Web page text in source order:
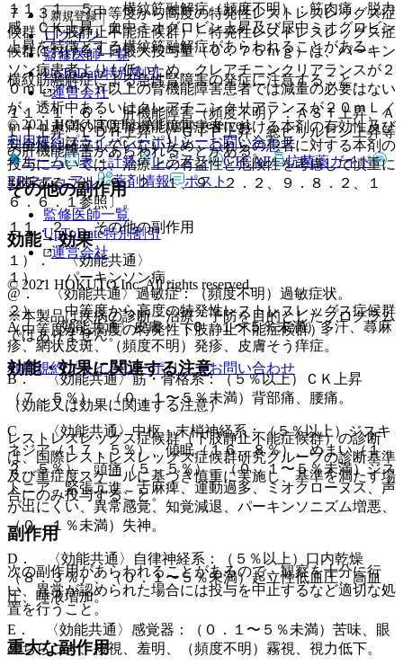
１１．１．５． 横紋筋融解症（頻度不明）：筋肉痛、脱力
感、ＣＫ上昇、血中ミオグロビン上昇及び尿中ミオグロビン
上昇を特徴とする横紋筋融解症があらわれることがある。
横紋筋融解症による急性腎障害の発症に注意すること。
１１．１．６． 肝機能障害（頻度不明）：ＡＳＴ上昇、Ａ
ＬＴ上昇、ＬＤＨ上昇、γ−ＧＴＰ上昇、総ビリルビン上昇等
の肝機能障害があらわれることがある。
その他の副作用
１１．２． その他の副作用
１）． 〈効能共通〉
@． 〈効能共通〉過敏症：（頻度不明）過敏症状。
A． 〈効能共通〉皮膚：（０．１〜５％未満）多汗、蕁麻
疹、網状皮斑、（頻度不明）発疹、皮膚そう痒症。
B． 〈効能共通〉筋・骨格系：（５％以上）ＣＫ上昇
（７．５％）、（０．１〜５％未満）背部痛、腰痛。
C． 〈効能共通〉中枢・末梢神経系：（５％以上）ジスキ
ネジア（１７．５％）、傾眠（１６．８％）、めまい（１
２．５％）、頭痛（５．５％）、（０．１〜５％未満）ジス
トニア、緊張亢進、舌麻痺、運動過多、ミオクローヌス、声
が出にくい、異常感覚、知覚減退、パーキンソニズム増悪、
（０．１％未満）失神。
D． 〈効能共通〉自律神経系：（５％以上）口内乾燥
（８．３％）、（０．１〜５％未満）起立性低血圧、高血
圧、唾液増加。
E． 〈効能共通〉感覚器：（０．１〜５％未満）苦味、眼
のちらつき、複視、羞明、（頻度不明）霧視、視力低下。
７．３． 〈中等度から高度の特発性レストレスレッグス症
候群（下肢静止不能症候群）〉特発性レストレスレッグス症
候群における１日最大投与量（０．７５ｍｇ）は、パーキン
ソン病患者よりも低いため、クレアチニンクリアランスが２
０ｍＬ／ｍｉｎ以上の腎機能障害患者では減量の必要はない
が、透析中あるいはクレアチニンクリアランスが２０ｍＬ／
ｍｉｎ未満の高度腎機能障害患者における本剤の有効性及び
安全性は確立していないため、これらの患者に対する本剤の
投与については、治療上の有益性と危険性を考慮して慎重に
判断すること〔９．２．１、９．２．２、９．８．２、１
６．６．１参照〕。
効能・効果
１）． パーキンソン病。
２）． 中等度から高度の特発性レストレスレッグス症候群
（中等度から高度の特発性下肢静止不能症候群）。
効能・効果に関連する注意
（効能又は効果に関連する注意）
レストレスレッグス症候群（下肢静止不能症候群）の診断
は、国際レストレスレッグス症候群研究グループの診断基準
及び重症度スケールに基づき慎重に実施し、基準を満たす場
合にのみ投与すること。
副作用
次の副作用があらわれることがあるので、観察を十分に行
い、異常が認められた場合には投与を中止するなど適切な処
置を行うこと。
重大な副作用
新規登録
ログイン
監修医師一覧
UpToDate特別割引
運営会社
© 2021 HOKUTO Inc. All rights reserved.
利用規約プライバシーポリシーお問い合わせ
ホーム
表・計算 レジメン CTCAE
抗菌薬ガイド
ERマニュアル
薬剤情報 ポスト
監修医師一覧
UpToDate特別割引
運営会社
© 2021 HOKUTO Inc. All rights reserved.
※本製品は疾病の診断・治療・予防を目的としたプログラム
ではありません。
利用規約プライバシーポリシーお問い合わせ